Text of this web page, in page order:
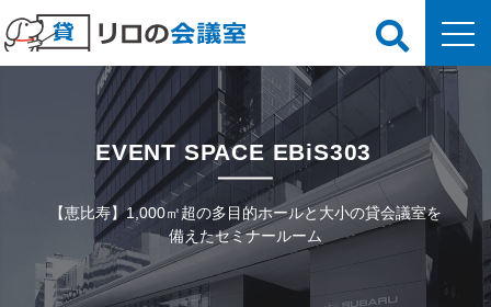
EVENT SPACE EBiS303
【恵比寿】1,000㎡超の多目的ホールと大小の貸会議室を
備えたセミナールーム